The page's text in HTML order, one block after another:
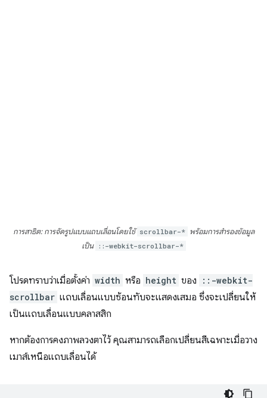
การสาธิต: การจัดรูปแบบแถบเลื่อนโดยใช้ scrollbar-* พร้อมการสำรองข้อมูล
เป็น ::-webkit-scrollbar-*
โปรดทราบว่าเมื่อตั้งค่า width หรือ height ของ
::-webkit-
scrollbar แถบเลื่อนแบบซ้อนทับจะแสดงเสมอ ซึ่งจะเปลี่ยนให้
เป็นแถบเลื่อนแบบคลาสสิก
หากต้องการคงภาพลวงตาไว้ คุณสามารถเลือกเปลี่ยนสีเฉพาะเมื่อวาง
เมาส์เหนือแถบเลื่อนได้